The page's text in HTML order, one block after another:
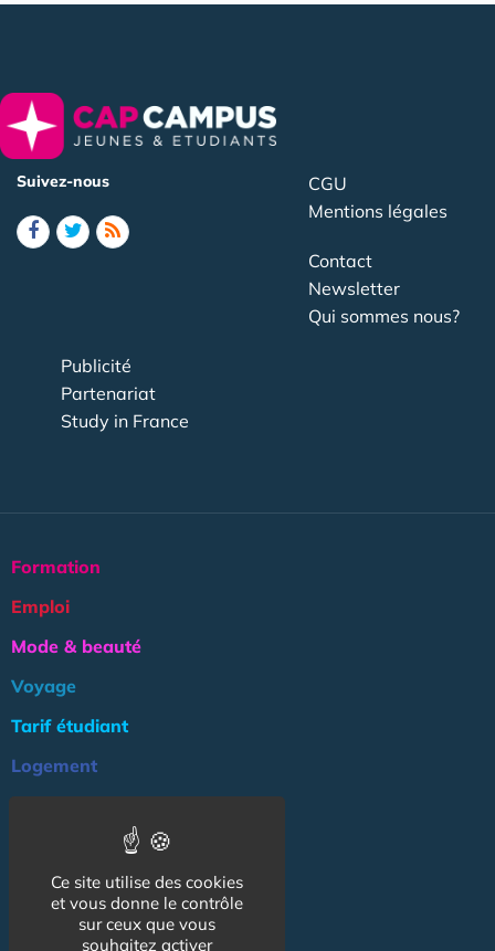
Suivez-nous
CGU
Mentions légales
Contact
Newsletter
Qui sommes nous?
Publicité
Partenariat
Study in France
Formation
Emploi
Mode & beauté
Voyage
Tarif étudiant
Logement
Association
NOS AUTRES SITES :
Ce site utilise des cookies
et vous donne le contrôle
sur ceux que vous
souhaitez activer